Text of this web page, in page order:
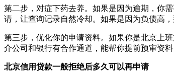
第二步，对症下药去养。如果是因为逾期，你
请，让查询记录自然冷却。如果是因为负债高
第三步，优化你的申请资料。如果你是北京上
介公司和银行有合作通道，能帮你提前预审资料
北京信用贷款一般拒绝后多久可以再申请